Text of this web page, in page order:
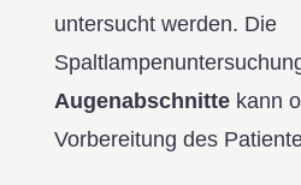
untersucht werden. Die
Augenabschnittekann
Vorbereitung des